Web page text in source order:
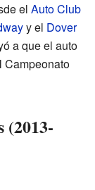
el Auto Club
y el Dover
a que el auto
Campeonato
(2013-